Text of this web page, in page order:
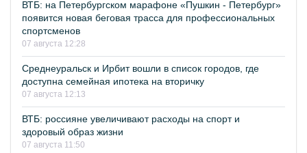
ВТБ: на Петербургском марафоне «Пушкин - Петербург»
появится новая беговая трасса для профессиональных
спортсменов
07 августа 12:28
Среднеуральск и Ирбит вошли в список городов, где
доступна семейная ипотека на вторичку
07 августа 12:13
ВТБ: россияне увеличивают расходы на спорт и
здоровый образ жизни
07 августа 11:50